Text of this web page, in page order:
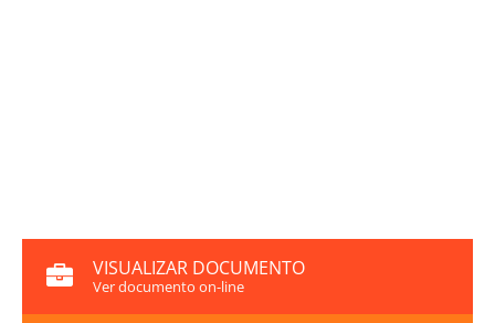
VISUALIZAR DOCUMENTO
Ver documento on-line